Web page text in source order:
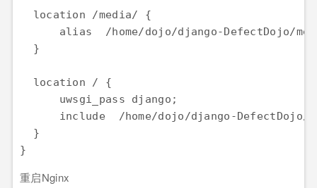
  location /media/ {
alias  /home/dojo/django-DefectDojo/
  }
  location / {
      uwsgi_pass django;
include  /home/dojo/django-DefectDojo/
  }
重启Nginx